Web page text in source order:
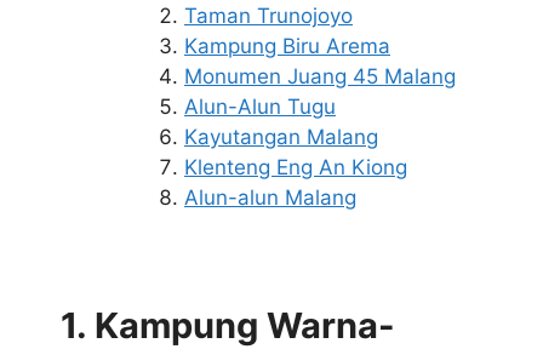
Taman Trunojoyo
Kampung Biru Arema
Monumen Juang 45 Malang
Alun-Alun Tugu
Kayutangan Malang
Klenteng Eng An Kiong
Alun-alun Malang
1. Kampung Warna-